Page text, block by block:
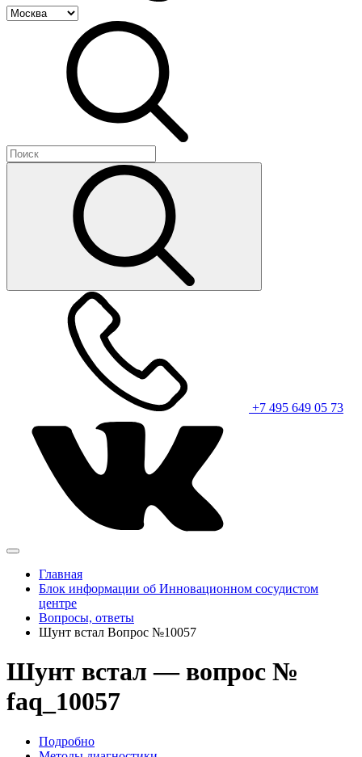
+7 495 649 05 73
Главная
Блок информации об Инновационном сосудистом
центре
Вопросы, ответы
Шунт встал Вопрос №10057
Шунт встал — вопрос №
faq_10057
Подробно